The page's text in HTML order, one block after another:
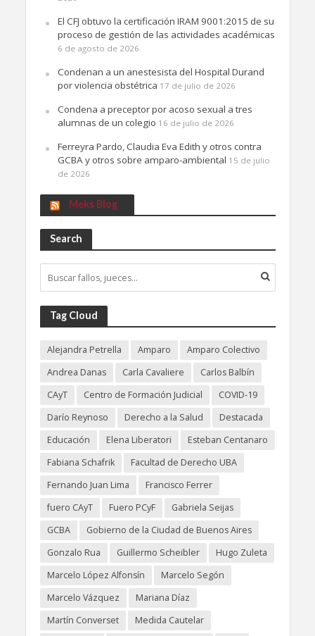
El CFJ obtuvo la certificación IRAM 9001:2015 de su
proceso de gestión de las actividades académicas
6 de agosto de 2026
Condenan a un anestesista del Hospital Durand
por violencia obstétrica 17 de julio de 2026
Condena a preceptor por acoso sexual a tres
alumnas de un colegio 16 de julio de 2026
Ferreyra Pardo, Claudia Eva Edith y otros contra
GCBA y otros sobre amparo-ambiental 15 de julio
de 2026
Meks Blog
Search
Tag Cloud
Alejandra Petrella Amparo
Amparo Colectivo
Andrea Danas
Carla Cavaliere
Carlos Balbín
CAyT
Centro de Formación Judicial
COVID-19
Darío Reynoso
Derecho a la Salud
Destacada
Educación
Elena Liberatori
Esteban Centanaro
Fabiana Schafrik
Facultad de Derecho UBA
Fernando Juan Lima
Francisco Ferrer
fuero CAyT
Fuero PCyF
Gabriela Seijas
GCBA
Gobierno de la Ciudad de Buenos Aires
Gonzalo Rua
Guillermo Scheibler
Hugo Zuleta
Marcelo López Alfonsín
Marcelo Segón
Marcelo Vázquez
Mariana Díaz
Martín Converset
Medida Cautelar